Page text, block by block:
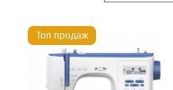
Топ продаж